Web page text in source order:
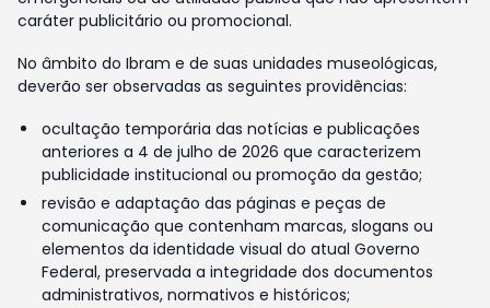
caráter publicitário ou promocional.
No âmbito do Ibram e de suas unidades museológicas,
deverão ser observadas as seguintes providências:
ocultação temporária das notícias e publicações
anteriores a 4 de julho de 2026 que caracterizem
publicidade institucional ou promoção da gestão;
revisão e adaptação das páginas e peças de
comunicação que contenham marcas, slogans ou
elementos da identidade visual do atual Governo
Federal, preservada a integridade dos documentos
administrativos, normativos e históricos;